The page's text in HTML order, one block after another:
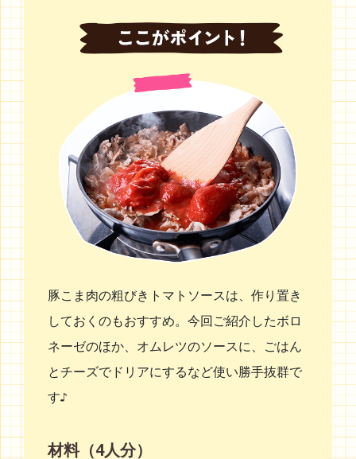
豚こま肉の粗びきトマトソースは、作り置き
しておくのもおすすめ。今回ご紹介したボロ
ネーゼのほか、オムレツのソースに、ごはん
とチーズでドリアにするなど使い勝手抜群で
す♪
材料（4人分）